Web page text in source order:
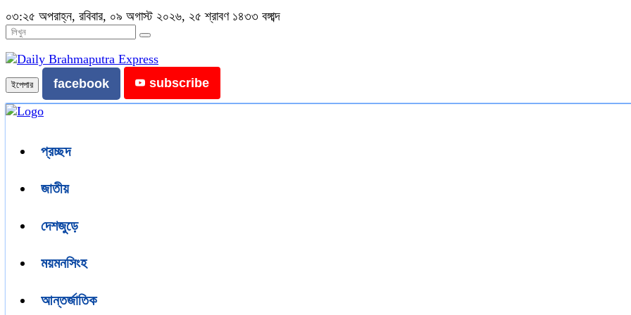
০৩:২৫ অপরাহ্ন, রবিবার, ০৯ অগাস্ট ২০২৬, ২৫ শ্রাবণ ১৪৩৩ বঙ্গাব্দ
ইপেপার facebook subscribe
প্রচ্ছদ
জাতীয়
দেশজুড়ে
ময়মনসিংহ
আন্তর্জাতিক